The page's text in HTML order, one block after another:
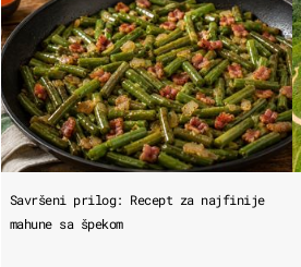
Savršeni prilog: Recept za najfinije
mahune sa špekom